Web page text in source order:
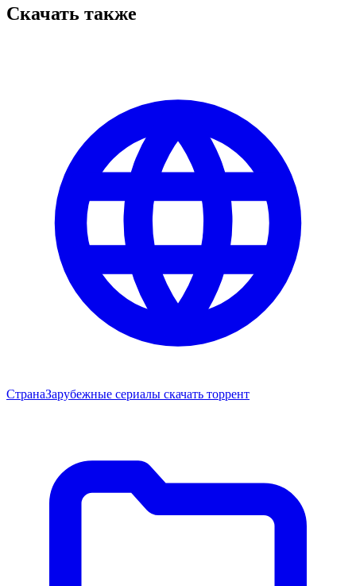
Скачать также
СтранаЗарубежные сериалы скачать торрент